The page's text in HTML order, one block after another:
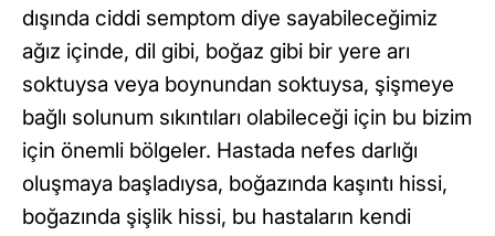
dışında ciddi semptom diye sayabileceğimiz
ağız içinde, dil gibi, boğaz gibi bir yere arı
soktuysa veya boynundan soktuysa, şişmeye
bağlı solunum sıkıntıları olabileceği için bu bizim
için önemli bölgeler. Hastada nefes darlığı
oluşmaya başladıysa, boğazında kaşıntı hissi,
boğazında şişlik hissi, bu hastaların kendi